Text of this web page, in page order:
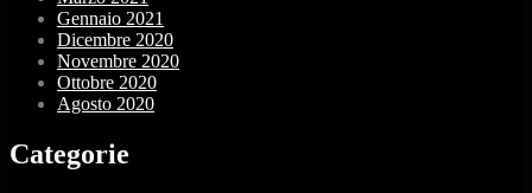
Gennaio 2021
Dicembre 2020
Novembre 2020
Ottobre 2020
Agosto 2020
Categorie